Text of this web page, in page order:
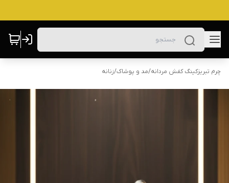
چرم تبریزکینگ کفش مردانه/مد و پوشاک/زنانه